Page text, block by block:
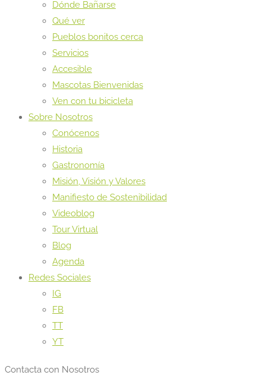
Dónde Bañarse
Qué ver
Pueblos bonitos cerca
Servicios
Accesible
Mascotas Bienvenidas
Ven con tu bicicleta
Sobre Nosotros
Conócenos
Historia
Gastronomía
Misión, Visión y Valores
Manifiesto de Sostenibilidad
Videoblog
Tour Virtual
Blog
Agenda
Redes Sociales
IG
FB
TT
YT
Contacta con Nosotros